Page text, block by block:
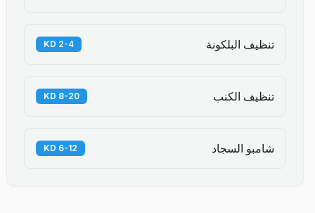
تنظيف البلكونة 2-4 KD
تنظيف الكنب 8-20 KD
شامبو السجاد 6-12 KD